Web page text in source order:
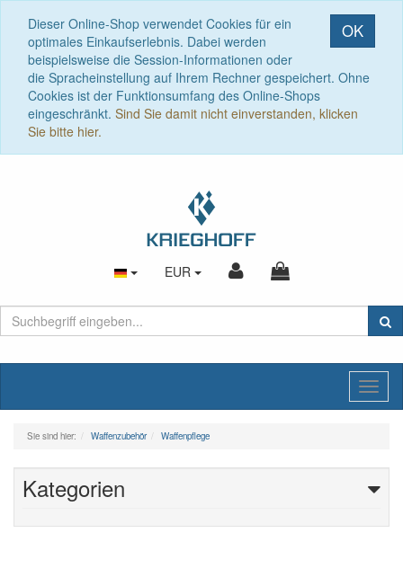
OK
Dieser Online-Shop verwendet Cookies für ein
optimales Einkaufserlebnis. Dabei werden
beispielsweise die Session-Informationen oder
die Spracheinstellung auf Ihrem Rechner gespeichert. Ohne
Cookies ist der Funktionsumfang des Online-Shops
eingeschränkt. Sind Sie damit nicht einverstanden, klicken
Sie bitte hier.
EUR
Sie sind hier: Waffenzubehör Waffenpflege
Kategorien